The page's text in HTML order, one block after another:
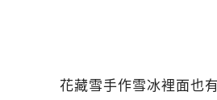
花藏雪手作雪冰裡面也